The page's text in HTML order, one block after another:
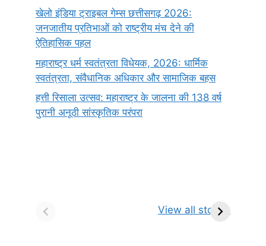
खेलो इंडिया ट्राइबल गेम्स छत्तीसगढ़ 2026:
जनजातीय प्रतिभाओं को राष्ट्रीय मंच देने की
ऐतिहासिक पहल
महाराष्ट्र धर्म स्वतंत्रता विधेयक, 2026: धार्मिक
स्वतंत्रता, संवैधानिक अधिकार और सामाजिक बहस
हत्ती रिसाला उत्सव: महाराष्ट्र के जालना की 138 वर्ष
पुरानी अनूठी सांस्कृतिक परंपरा
View all stories
किसे कहते है?
ज्योतिर्लिंग | नाम,